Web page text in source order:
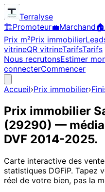
Terralyse
🏗️Promoteur💼Marchand🏠
Prix m²Prix immobilier
vitrineQR vitrineTarifsTarifs
Nous recrutonsEstimer
connecterCommencer
Accueil›Prix immobilier›
Prix immobilier
(29290) —
DVF 2014-2025.
Carte interactive des
statistiques DGFiP. Tapez
réel de votre bien, pas la